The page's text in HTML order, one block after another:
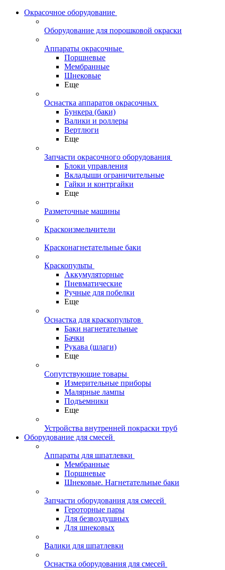
Окрасочное оборудование
Оборудование для порошковой окраски
Аппараты окрасочные
Поршневые
Мембранные
Шнековые
Еще
Оснастка аппаратов окрасочных
Бункера (баки)
Валики и роллеры
Вертлюги
Еще
Запчасти окрасочного оборудования
Блоки управления
Вкладыши ограничительные
Гайки и контргайки
Еще
Разметочные машины
Краскоизмельчители
Красконагнетательные баки
Краскопульты
Аккумуляторные
Пневматические
Ручные для побелки
Еще
Оснастка для краскопультов
Баки нагнетательные
Бачки
Рукава (шлаги)
Еще
Сопутствующие товары
Измерительные приборы
Малярные лампы
Подъемники
Еще
Устройства внутренней покраски труб
Оборудование для смесей
Аппараты для шпатлевки
Мембранные
Поршневые
Шнековые. Нагнетательные баки
Запчасти оборудования для смесей
Героторные пары
Для безвоздушных
Для шнековых
Валики для шпатлевки
Оснастка оборудования для смесей